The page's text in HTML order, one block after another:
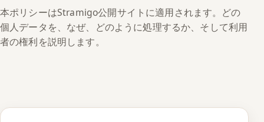
🇯🇵
本ポリシーはStramigo公開サイトに適用されます。どの
個人データを、なぜ、どのように処理するか、そして利用
者の権利を説明します。